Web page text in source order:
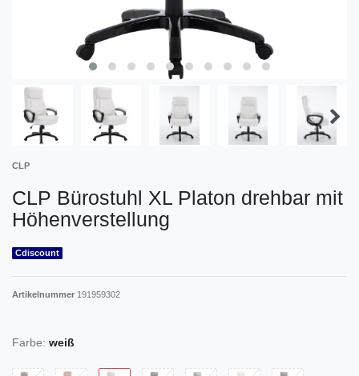
CLP
CLP Bürostuhl XL Platon drehbar mit
Höhenverstellung
Cdiscount
Artikelnummer 191959302
Farbe: weiß